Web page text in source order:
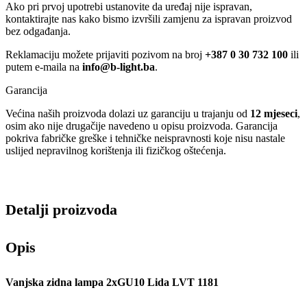
Ako pri prvoj upotrebi ustanovite da uređaj nije ispravan,
kontaktirajte nas kako bismo izvršili zamjenu za ispravan proizvod
bez odgađanja.
Reklamaciju možete prijaviti pozivom na broj +387 0 30 732 100 ili
putem e-maila na info@b-light.ba.
Garancija
Većina naših proizvoda dolazi uz garanciju u trajanju od 12 mjeseci,
osim ako nije drugačije navedeno u opisu proizvoda. Garancija
pokriva fabričke greške i tehničke neispravnosti koje nisu nastale
uslijed nepravilnog korištenja ili fizičkog oštećenja.
Detalji proizvoda
Opis
Vanjska zidna lampa 2xGU10 Lida LVT 1181